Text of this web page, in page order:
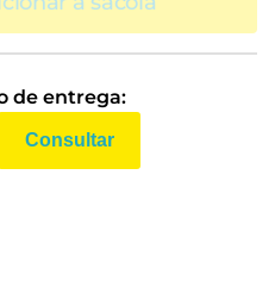
de entrega:
Consultar